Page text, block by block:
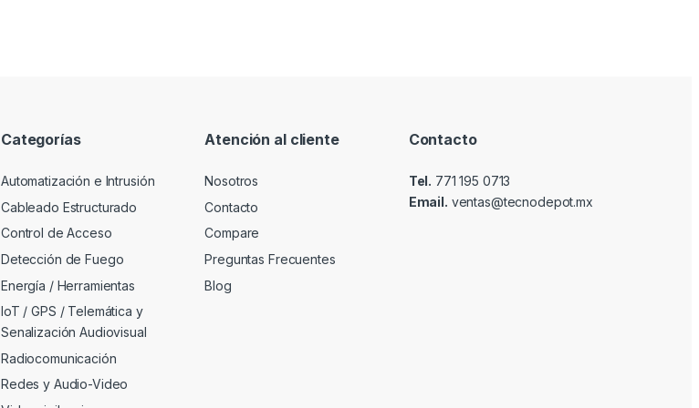
Categorías
Automatización e Intrusión
Cableado Estructurado
Control de Acceso
Detección de Fuego
Energía / Herramientas
IoT / GPS / Telemática y
Senalización Audiovisual
Radiocomunicación
Redes y Audio-Video
Atención al cliente
Nosotros
Contacto
Compare
Preguntas Frecuentes
Blog
Contacto
Tel. 771 195 0713
Email. ventas@tecnodepot.mx